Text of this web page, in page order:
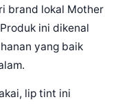
brand lokal Mother
ini dikenal
yang baik
lip tint ini